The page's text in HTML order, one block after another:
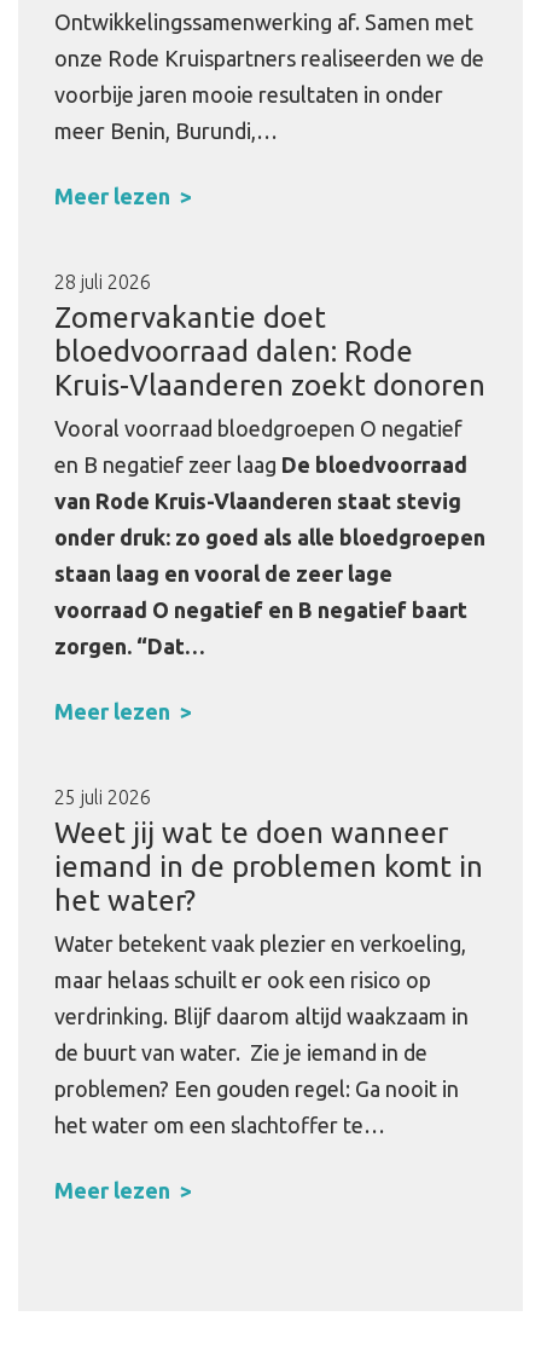
Ontwikkelingssamenwerking af. Samen met
onze Rode Kruispartners realiseerden we de
voorbije jaren mooie resultaten in onder
meer Benin, Burundi,…
Meer lezen
28 juli 2026
Zomervakantie doet
bloedvoorraad dalen: Rode
Kruis-Vlaanderen zoekt donoren
Vooral voorraad bloedgroepen O negatief
en B negatief zeer laag De bloedvoorraad
van Rode Kruis-Vlaanderen staat stevig
onder druk: zo goed als alle bloedgroepen
staan laag en vooral de zeer lage
voorraad O negatief en B negatief baart
zorgen. “Dat…
Meer lezen
25 juli 2026
Weet jij wat te doen wanneer
iemand in de problemen komt in
het water?
Water betekent vaak plezier en verkoeling,
maar helaas schuilt er ook een risico op
verdrinking. Blijf daarom altijd waakzaam in
de buurt van water. Zie je iemand in de
problemen? Een gouden regel: Ga nooit in
het water om een slachtoffer te…
Meer lezen